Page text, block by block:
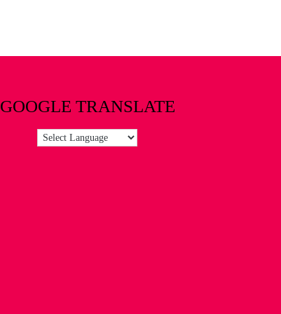
GOOGLE TRANSLATE